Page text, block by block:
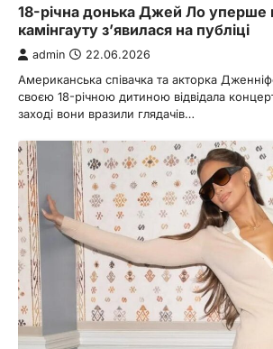
18-річна донька Джей Ло уперше
камінгауту з’явилася на публіці
admin 22.06.2026
Американська співачка та акторка
своєю 18-річною дитиною відвідала
заході вони вразили глядачів…